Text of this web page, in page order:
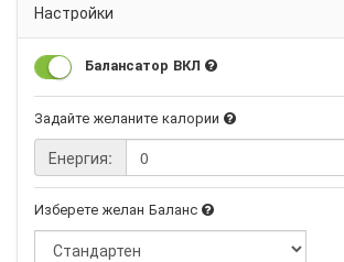
Настройки
Балансатор ВКЛ
Задайте желаните калории
Енергия:
Изберете желан Баланс